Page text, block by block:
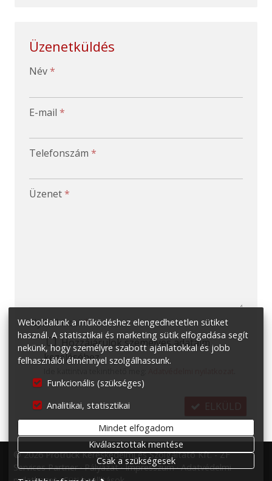
Üzenetküldés
-
Név*
E-mail *
Telefonszám *
Üzenet*
Nyilatkozat*
Hozzájárulok személyes adataim
kezeléséhez.
ELKÜLD
© 2026 Protruck Kereskedelmi és Szolgáltató Kft. - ZF
Services Partner Pályázat Impresszum Adatvédelmi
Weboldalunk a működéshez elengedhetetlen sütiket
használ. A statisztikai és marketing sütik elfogadása segít
nekünk, hogy személyre szabott ajánlatokkal és jobb
felhasználói élménnyel szolgálhassunk.
Funkcionális (szükséges)
Analitikai, statisztikai
Mindet elfogadom
Kiválasztottak mentése
Csak a szükségesek